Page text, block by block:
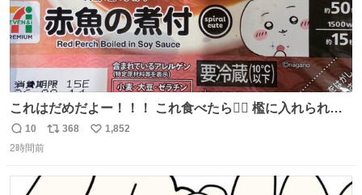
これはだめだよー！！！ これ食べたら🧜‍♀️ 檻に入れられ
返
信
10
リ
368
い
数
1,852
2時間前